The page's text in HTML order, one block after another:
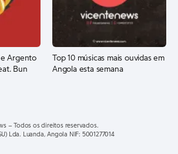
e Argento
Bun
Top 10 músicas mais ouvidas em
Angola esta semana
– Todos os direitos reservados.
Lda. Luanda, Angola NIF: 5001277014